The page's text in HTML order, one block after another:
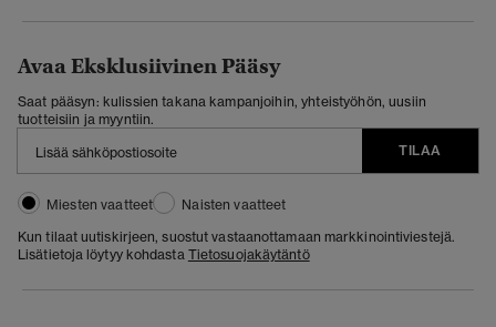
Avaa Eksklusiivinen Pääsy
Saat pääsyn: kulissien takana kampanjoihin, yhteistyöhön, uusiin
tuotteisiin ja myyntiin.
TILAA
Miesten vaatteet
Naisten vaatteet
Kun tilaat uutiskirjeen, suostut vastaanottamaan markkinointiviestejä.
Lisätietoja löytyy kohdasta Tietosuojakäytäntö